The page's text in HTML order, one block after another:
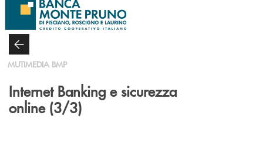
Salta al contenuto principale
MUTIMEDIA BMP
Internet Banking e sicurezza
online (3/3)